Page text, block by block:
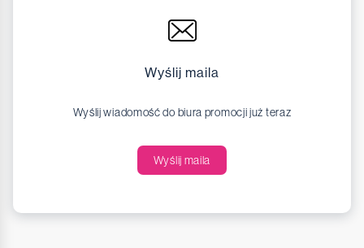
Wyślij maila
Wyślij wiadomość do biura promocji już teraz
Wyślij maila